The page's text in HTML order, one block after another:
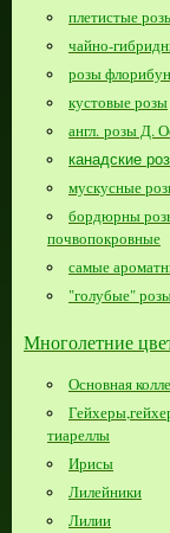
плетистые
чайно-
розы
кустовые розы
англ. розы Д.
канадские
мускусные
бордюрны
почвопокровные
самые
"голубые"
Многолетние
Основная
тиареллы
Ирисы
Лилейники
Лилии